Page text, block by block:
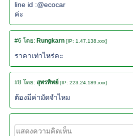
line id :@ecocar
ค่ะ
#6 โดย: Rungkarn [IP: 1.47.138.xxx]
ราคาเท่าไหร่คะ
#8โดย: สุพรทิพย์ [IP: 223.24.189.xxx]
ต้องมีค่ามัดจำไหม